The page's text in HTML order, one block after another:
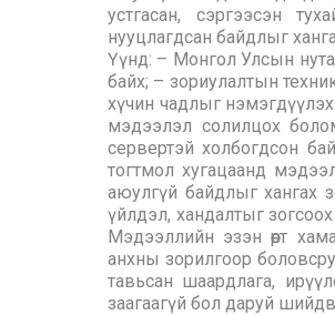
устгасан, сэргээсэн
нууцлагдсан байдлыг
Үүнд: – Монгол Улсын
байх; – зориулалтын
хүчин чадлыг
мэдээлэл солилцох
сервертэй холбогдсон
тогтмол хугацаанд
аюулгүй байдлыг хангах
үйлдэл, хандалтыг
Мэдээллийн эзэн өөрт
анхны зорилгоор
тавьсан шаардлага,
заагаагүй бол даруй